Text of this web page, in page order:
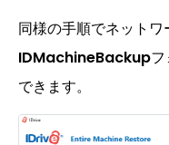
同様の手順でネットワ
IDMachineBackup
できます。